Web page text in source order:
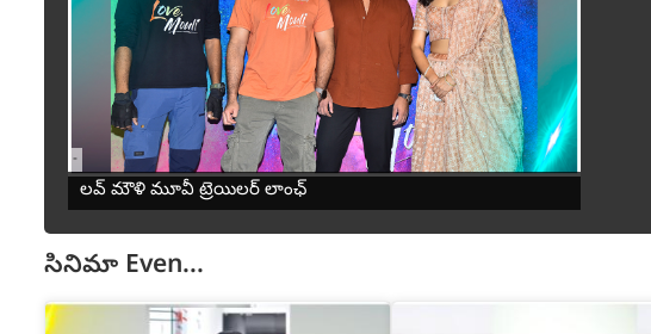
-
లవ్ మౌళి మూవీ ట్రెయిలర్ లాంఛ్
సినిమా Even...